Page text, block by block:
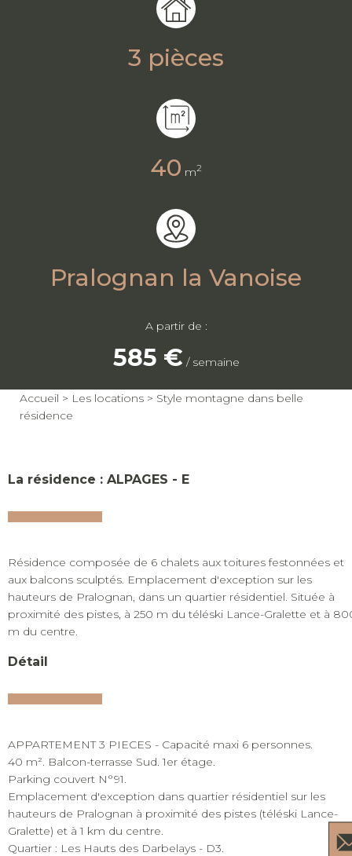
3 pièces
40 m2
Pralognan la Vanoise
A partir de :
585 € / semaine
Accueil > Les locations > Style montagne dans belle
résidence
La résidence : ALPAGES - E
Résidence composée de 6 chalets aux toitures festonnées et
aux balcons sculptés. Emplacement d'exception sur les
hauteurs de Pralognan, dans un quartier résidentiel. Située à
proximité des pistes, à 250 m du téléski Lance-Gralette et à
m du centre.
Détail
APPARTEMENT 3 PIECES - Capacité maxi 6 personnes.
40 m². Balcon-terrasse Sud. 1er étage.
Parking couvert N°91.
Emplacement d'exception dans quartier résidentiel sur les
hauteurs de Pralognan à proximité des pistes (téléski Lance-
Gralette) et à 1 km du centre.
Quartier : Les Hauts des Darbelays - D3.